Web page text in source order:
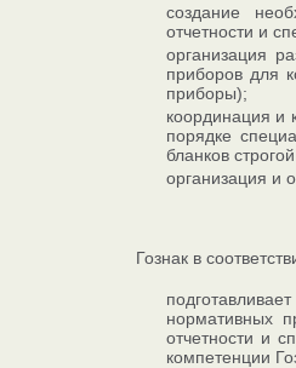
создание
отчетности и
организация
приборов для
приборы);
координация и
порядке
бланков
организация и
Гознак в
нормативных
отчетности и
компетенции